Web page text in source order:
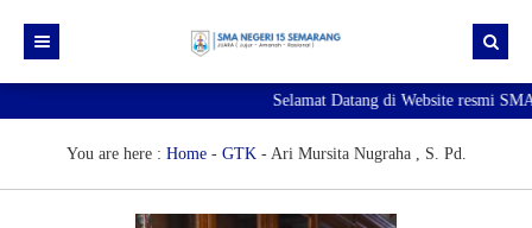
Berita
Profil Sekolah
Selamat Datang di Website resmi
You are here : Home- GTK- Ari Mursita Nugraha , S. Pd.